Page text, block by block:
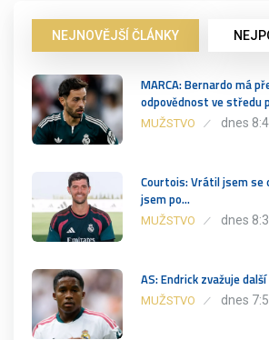
NEJNOVĚJŠÍ ČLÁNKY
MARCA: Bernardo má
odpovědnost ve středu
MUŽSTVO dnes
Courtois: Vrátil jsem se
jsem po…
MUŽSTVO dnes
AS: Endrick zvažuje
MUŽSTVO dnes